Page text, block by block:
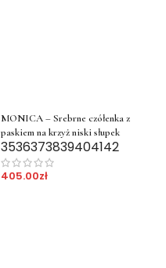
MONICA – Srebrne czółenka z
paskiem na krzyż niski słupek
3536373839404142
405.00zł